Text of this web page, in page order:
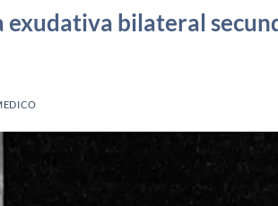
bilateral